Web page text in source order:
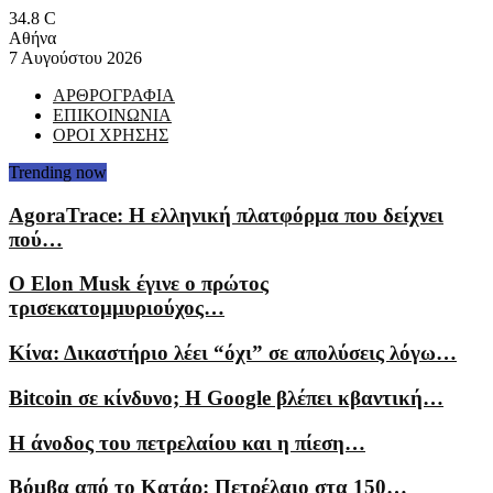
34.8 C
Αθήνα
7 Αυγούστου 2026
ΑΡΘΡΟΓΡΑΦΙΑ
ΕΠΙΚΟΙΝΩΝΙΑ
ΟΡΟΙ ΧΡΗΣΗΣ
Trending now
AgoraTrace: Η ελληνική πλατφόρμα που δείχνει
πού…
Ο Elon Musk έγινε ο πρώτος
τρισεκατομμυριούχος…
Κίνα: Δικαστήριο λέει “όχι” σε απολύσεις λόγω…
Bitcoin σε κίνδυνο; Η Google βλέπει κβαντική…
Η άνοδος του πετρελαίου και η πίεση…
Βόμβα από το Κατάρ: Πετρέλαιο στα 150…